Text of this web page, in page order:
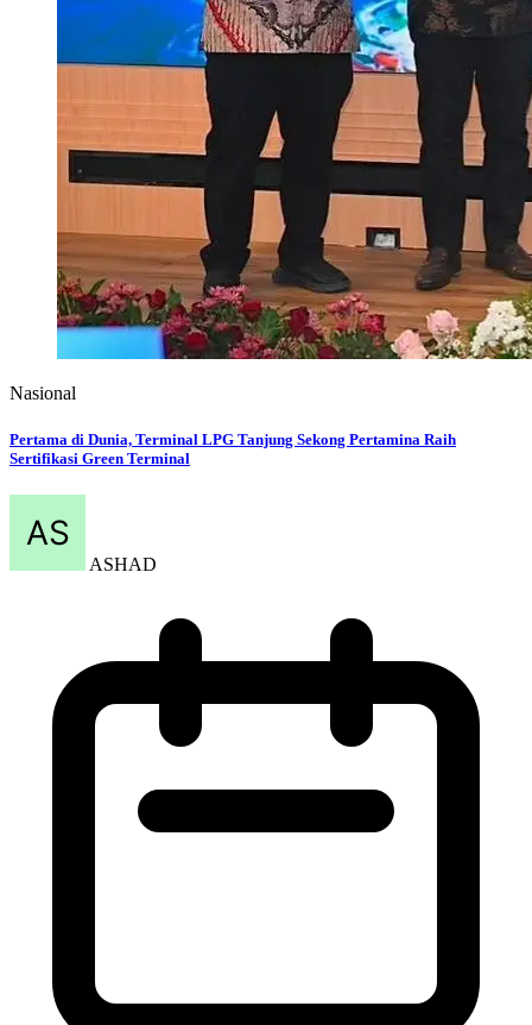
Nasional
Pertama di Dunia, Terminal LPG Tanjung Sekong Pertamina Raih
Sertifikasi Green Terminal
ASHAD